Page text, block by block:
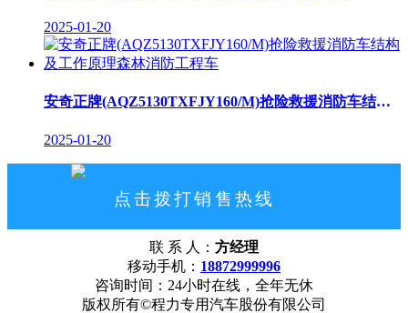
2025-01-20
安奇正牌(AQZ5130TXFJY160/M)抢险救援消防车结构及工作原理森林消防工程车
2025-01-20
点击拨打销售热线
18872999996
公司概况
联 系 人： 方经理
移动手机： 18872999996
咨询时间：24小时在线，全年无休
版权所有©程力专用汽车股份有限公司